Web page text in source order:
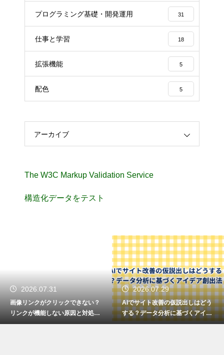
プログラミング基礎・開発運用 31
仕事と学習 18
拡張機能 5
配色 5
アーカイブ
The W3C Markup Validation Service
構造化データをテスト
2026.07.31
画像リンクがクリックできない？
リンクが機能しない原因と対処法
を解説
2026.07.29
AIでサイト改善の仮説出しはどう
する？データ分析に基づくアイデ
ア創出法